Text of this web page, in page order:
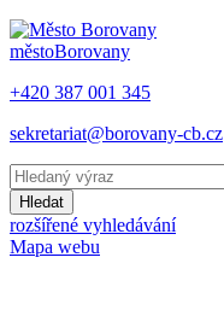
městoBorovany
+420 387 001 345
sekretariat@borovany-cb.cz
Hledat
rozšířené vyhledávání
Mapa webu